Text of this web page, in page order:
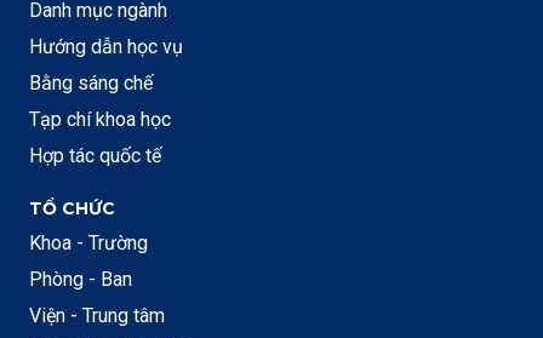
Danh mục ngành
Hướng dẫn học vụ
Bằng sáng chế
Tạp chí khoa học
Hợp tác quốc tế
TỔ CHỨC
Khoa - Trường
Phòng - Ban
Viện - Trung tâm